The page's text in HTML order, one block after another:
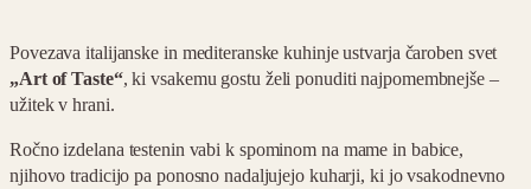
Povezava italijanske in mediteranske kuhinje ustvarja čaroben svet
„Art of Taste“, ki vsakemu gostu želi ponuditi najpomembnejše –
užitek v hrani.
Ročno izdelana testenin vabi k spominom na mame in babice,
njihovo tradicijo pa ponosno nadaljujejo kuharji, ki jo vsakodnevno